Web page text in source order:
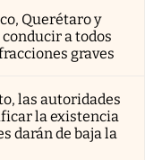
Querétaro y
a todos
graves
las autoridades
la existencia
darán de baja la